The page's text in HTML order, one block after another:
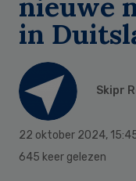
in
Skipr
22 oktober 2024,
645 keer gelezen